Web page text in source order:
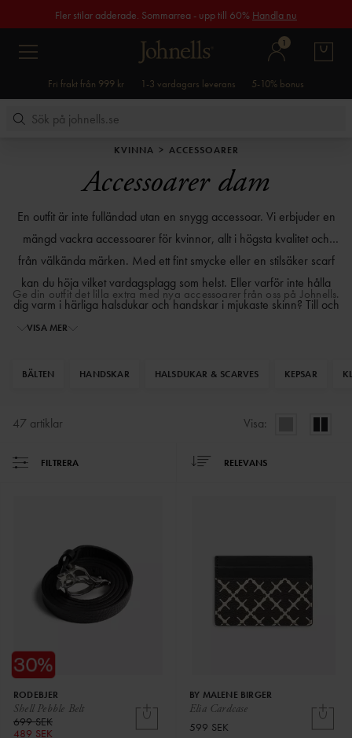
Fler stilar adderade. Sommarrea - upp till 60% Handla nu
1
Fri frakt från 999 kr 1-3 vardagars leverans 5-10% bonus
KVINNA ACCESSOARER
Accessoarer dam
En outfit är inte fulländad utan en snygg accessoar. Vi erbjuder en
mängd vackra accessoarer för kvinnor, allt i högsta kvalitet och
från välkända märken. Med ett fint smycke eller en stilsäker scarf
kan du höja vilket vardagsplagg som helst. Eller varför inte hålla
dig varm i härliga halsdukar och handskar i mjukaste skinn? Till och
med mobilen kan få ett lyft då vi även erbjuder trendiga
Ge din outfit det lilla extra med nya accessoarer från oss på Johnells.
VISA MER
BÄLTEN HANDSKAR HALSDUKAR & SCARVES KEPSAR
47 artiklar Visa:
FILTRERA RELEVANS
Shell Pebble Belt
RODEBJER
699 SEK
489 SEK
Elia Cardcase
BY MALENE BIRGER
599 SEK